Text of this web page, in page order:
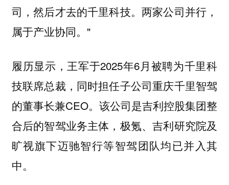
司，然后才去的千里科技。两家公司并行，
属于产业协同。"
履历显示，王军于2025年6月被聘为千里科
技联席总裁，同时担任子公司重庆千里智驾
的董事长兼CEO。该公司是吉利控股集团整
合后的智驾业务主体，极氪、吉利研究院及
旷视旗下迈驰智行等智驾团队均已并入其
中。